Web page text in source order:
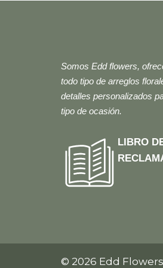
Somos Edd flowers,
todo tipo de arreglos
detalles personalizados
tipo de ocasión.
LIBRO
© 2026 Edd